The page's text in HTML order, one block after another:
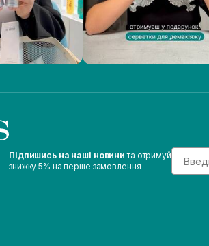
Підпишись на наші новини та отримуй
знижку 5% на перше замовлення
Email